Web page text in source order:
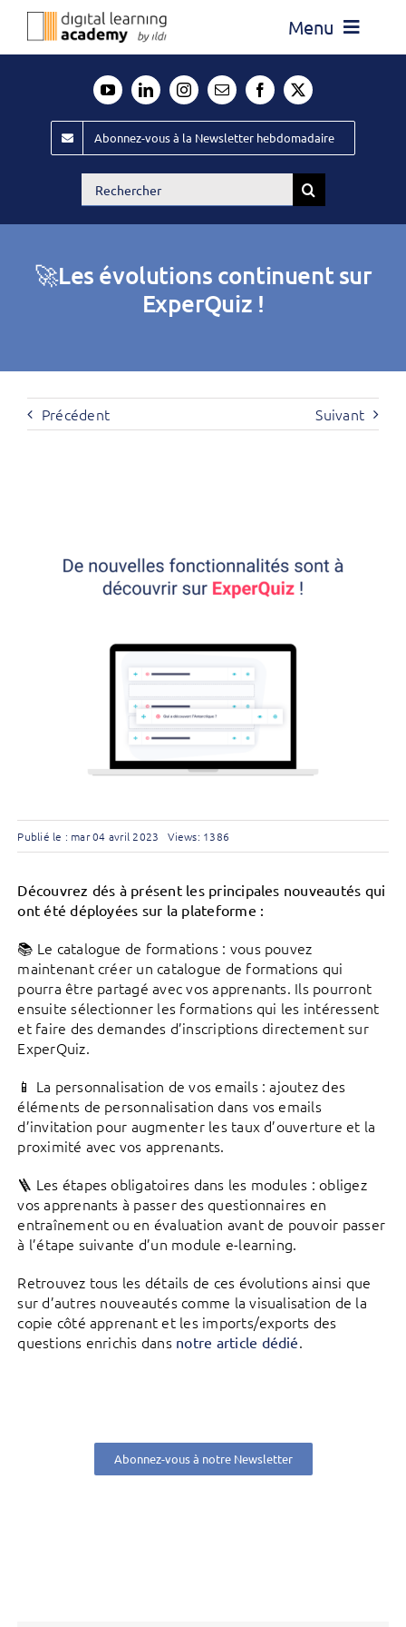
Passer
Menu
Évènements ILDI
Offres d’emploi
Publiez
Abonnez-vous à la Newsletter hebdomadaire
Rechercher:
🚀Les évolutions continuent sur
ExperQuiz !
Précédent Suivant
Publié le : mar 04 avril 2023 Views: 1386
Découvrez dés à présent les principales nouveautés qui
ont été déployées sur la plateforme :
📚 Le catalogue de formations : vous pouvez
maintenant créer un catalogue de formations qui
pourra être partagé avec vos apprenants. Ils pourront
ensuite sélectionner les formations qui les intéressent
et faire des demandes d’inscriptions directement sur
ExperQuiz.
📱 La personnalisation de vos emails : ajoutez des
éléments de personnalisation dans vos emails
d’invitation pour augmenter les taux d’ouverture et la
proximité avec vos apprenants.
🪜 Les étapes obligatoires dans les modules : obligez
vos apprenants à passer des questionnaires en
entraînement ou en évaluation avant de pouvoir passer
à l’étape suivante d’un module e-learning.
Retrouvez tous les détails de ces évolutions ainsi que
sur d’autres nouveautés comme la visualisation de la
copie côté apprenant et les imports/exports des
questions enrichis dans notre article dédié.
Abonnez-vous à notre Newsletter